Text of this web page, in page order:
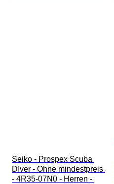
Seiko - Prospex Scuba
DIver - Ohne mindestpreis
- 4R35-07N0 - Herren -